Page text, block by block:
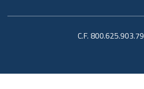
C.F. 800.625.903.79